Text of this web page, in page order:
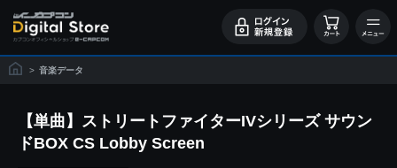
> 音楽データ
【単曲】ストリートファイターIVシリーズ サウン
ドBOX CS Lobby Screen